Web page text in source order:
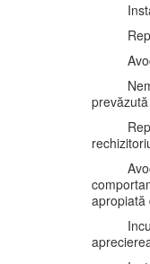
apropiată